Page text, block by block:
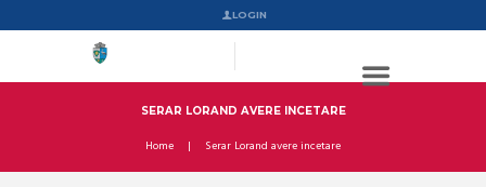
LOGIN
SERAR LORAND AVERE INCETARE
Home Serar Lorand avere incetare